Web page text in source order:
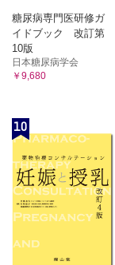
糖尿病専門医研修ガ
イドブック 改訂第
10版
日本糖尿病学会
￥9,680
10